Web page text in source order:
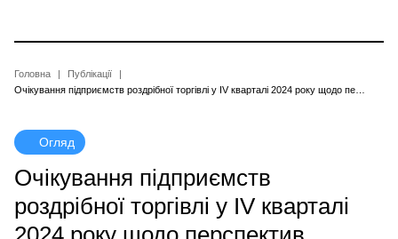
основного
Рядок
Головна
Публікації
Огляд
Очікування підприємств
роздрібної торгівлі у ІV кварталі